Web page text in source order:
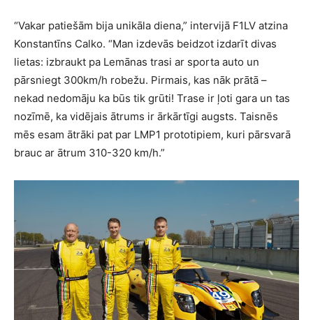
“Vakar patiešām bija unikāla diena,” intervijā F1LV atzina
Konstantīns Calko. “Man izdevās beidzot izdarīt divas
lietas: izbraukt pa Lemānas trasi ar sporta auto un
pārsniegt 300km/h robežu. Pirmais, kas nāk prātā –
nekad nedomāju ka būs tik grūti! Trase ir ļoti gara un tas
nozīmē, ka vidējais ātrums ir ārkārtīgi augsts. Taisnēs
mēs esam ātrāki pat par LMP1 prototipiem, kuri pārsvarā
brauc ar ātrum 310-320 km/h.”